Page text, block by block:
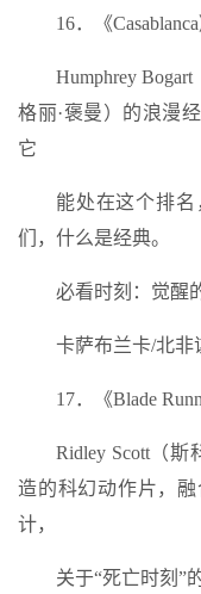
16．《
Humphrey
格丽·褒曼）的浪漫
它
能处在这个排
们，什么是经典。
必看时刻：觉醒
卡萨布兰卡/北非
17．《Blade
Ridley Scott（斯
造的科幻动作片，
计，
关于“死亡时刻”